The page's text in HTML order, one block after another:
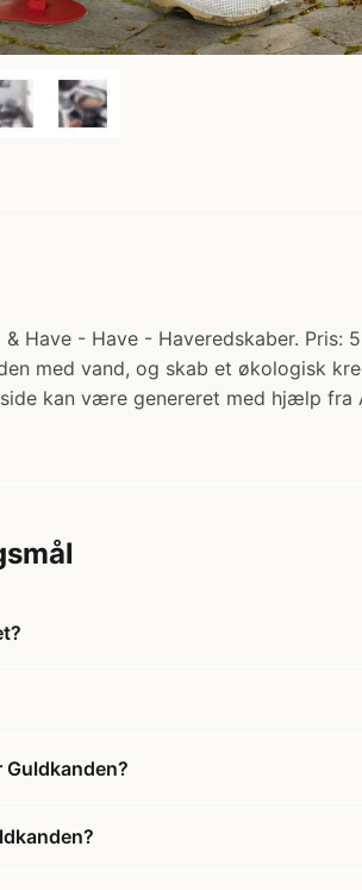
& Have - Have - Haveredskaber.
med vand, og skab et økologisk
kan være genereret med hjælp fra
Guldkanden?